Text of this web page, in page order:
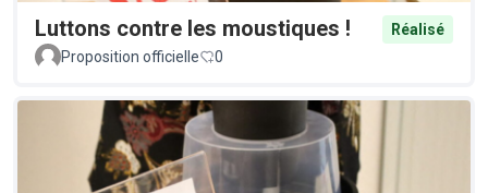
Luttons contre les moustiques !
Réalisé
Proposition officielle
0